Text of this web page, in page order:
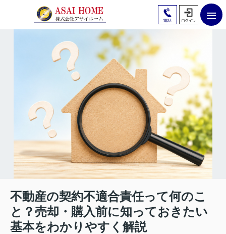
不動産の契約不適合責任って何のこ
と？売却・購入前に知っておきたい
基本をわかりやすく解説